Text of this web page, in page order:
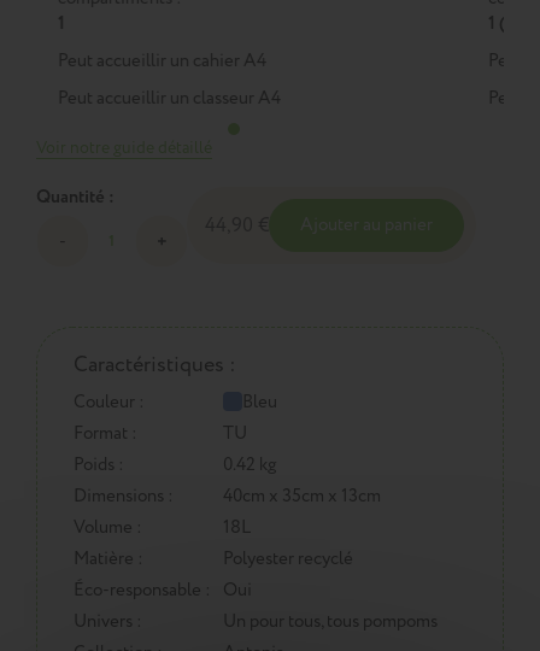
1
Peut accueillir un cahier A4
Peut accueillir un classeur A4
1 (M)
Peut
Peut
Quantité :
Caractéristiques :
Couleur :
Bleu
Format :
TU
Poids :
0.42 kg
Dimensions :
40cm x 35cm x 13cm
Volume :
18L
Matière :
Polyester recyclé
Éco-responsable :
Oui
Univers :
Un pour tous, tous pompoms